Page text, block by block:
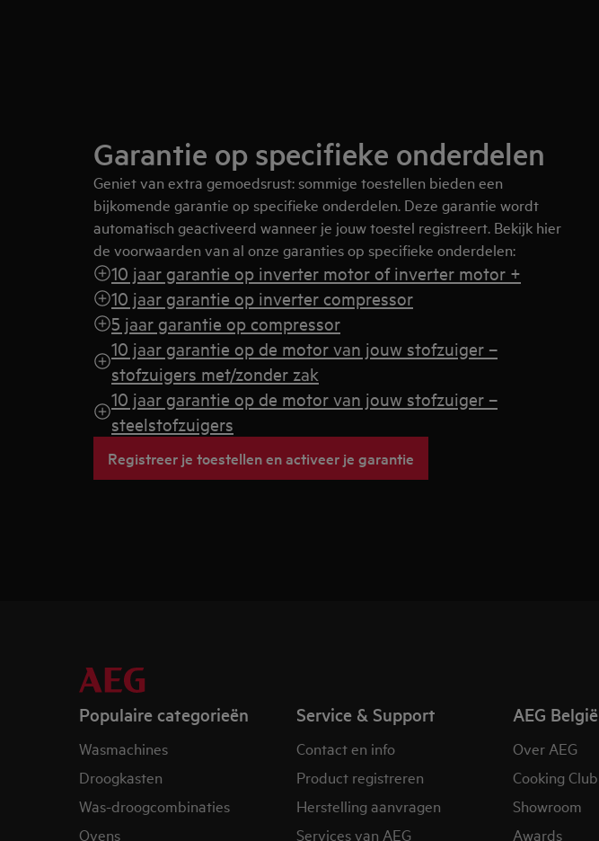
Garantie op specifieke onderdelen
Geniet van extra gemoedsrust: sommige toestellen bieden een
bijkomende garantie op specifieke onderdelen. Deze garantie wordt
automatisch geactiveerd wanneer je jouw toestel registreert. Bekijk hier
de voorwaarden van al onze garanties op specifieke onderdelen:
10 jaar garantie op inverter motor of inverter motor +
10 jaar garantie op inverter compressor
5 jaar garantie op compressor
10 jaar garantie op de motor van jouw stofzuiger –
stofzuigers met/zonder zak
10 jaar garantie op de motor van jouw stofzuiger –
steelstofzuigers
Registreer je toestellen en activeer je garantie
Populaire categorieën
Wasmachines
Droogkasten
Was-droogcombinaties
Ovens
Service & Support
Contact en info
Product registreren
Herstelling aanvragen
Services van AEG
AEG België
Over AEG
Cooking Club
Showroom
Awards